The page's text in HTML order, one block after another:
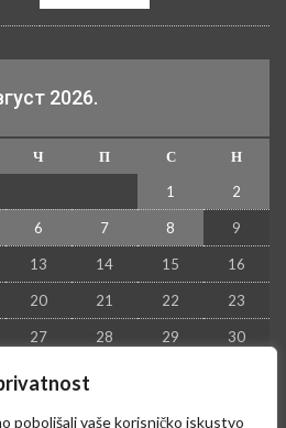
poboljšali vaše korisničko iskustvo
2026.
Ч П С
Н
1
2
6 7 8 9
13 14 15 16
20 21 22 23
27 28 29 30